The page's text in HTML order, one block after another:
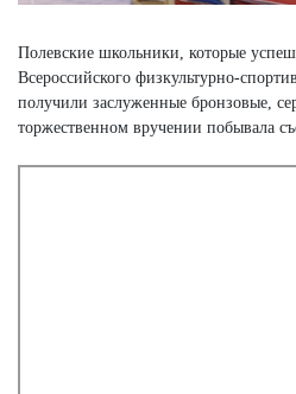
Полевские школьники, которые
Всероссийского физкультурно-
получили заслуженные бронзовые,
торжественном вручении побывала